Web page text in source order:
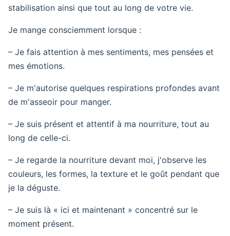
stabilisation ainsi que tout au long de votre vie.
Je mange consciemment lorsque :
– Je fais attention à mes sentiments, mes pensées et
mes émotions.
– Je m'autorise quelques respirations profondes avant
de m'asseoir pour manger.
– Je suis présent et attentif à ma nourriture, tout au
long de celle-ci.
– Je regarde la nourriture devant moi, j'observe les
couleurs, les formes, la texture et le goût pendant que
je la déguste.
– Je suis là « ici et maintenant » concentré sur le
moment présent.